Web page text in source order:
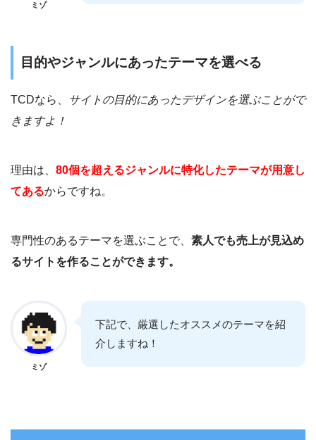
ミゾ
目的やジャンルにあったテーマを選べる
TCDなら、
サイトの目的にあったデザインを選ぶことがで
きますよ！
理由は、 80個を超えるジャンルに特化したテーマが用意し
てあるからですね。
専門性のあるテーマを選ぶことで、 素人でも売上が見込め
るサイトを作ることができます。
ミゾ
下記で、厳選したオススメのテーマを紹
介しますね！